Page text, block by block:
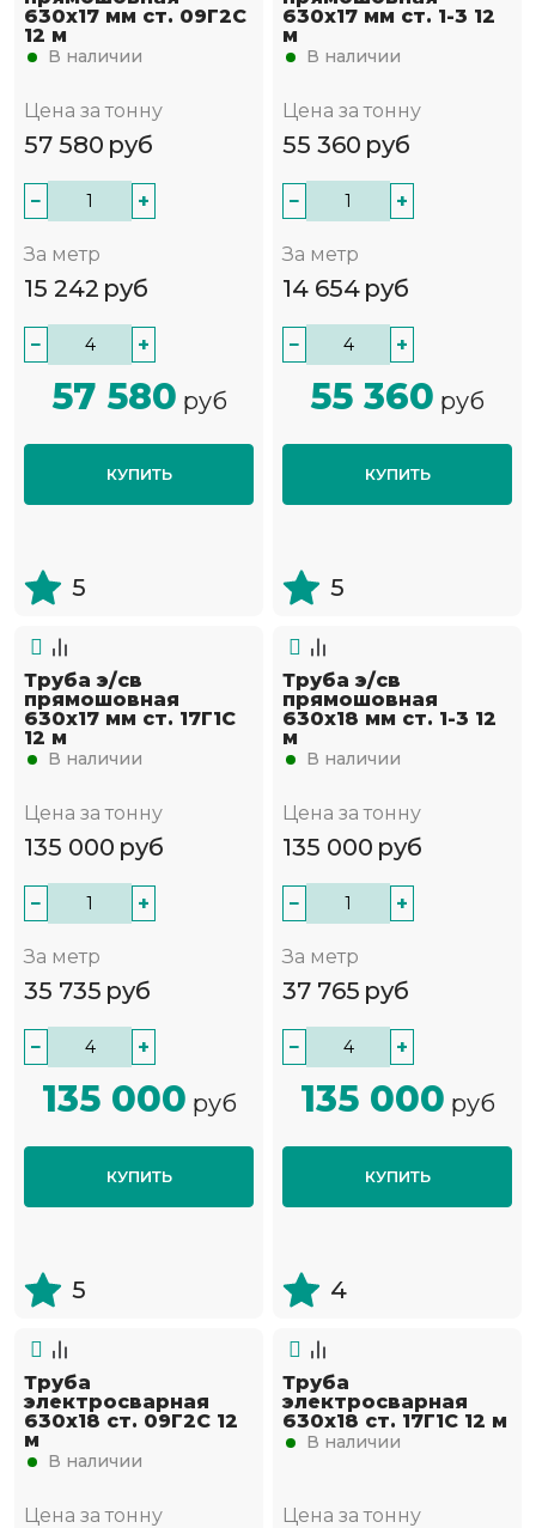
630х17 мм ст. 09Г2С
12 м
В наличии
Цена за тонну
57 580 руб
− +
За метр
15 242 руб
− +
57 580 руб
КУПИТЬ
5
630х17 мм ст. 1-3 12
м
В наличии
Цена за тонну
55 360 руб
− +
За метр
14 654 руб
− +
55 360 руб
КУПИТЬ
5
Труба э/св
прямошовная
630х17 мм ст. 17Г1С
12 м
В наличии
Цена за тонну
135 000 руб
− +
За метр
35 735 руб
− +
135 000 руб
КУПИТЬ
5
Труба э/св
прямошовная
630х18 мм ст. 1-3 12
м
В наличии
Цена за тонну
135 000 руб
− +
За метр
37 765 руб
− +
135 000 руб
КУПИТЬ
4
Труба
электросварная
630х18 ст. 09Г2С 12
м
В наличии
Цена за тонну
Труба
электросварная
630х18 ст. 17Г1С 12 м
В наличии
Цена за тонну